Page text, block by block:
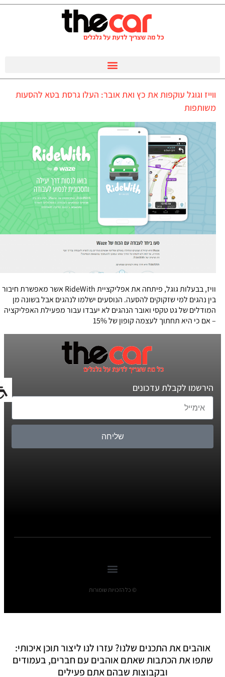
ווייז וגוגל עוקפות את כץ ואת אובר: העלו גרסת בטא להסעות
משותפות
וויז, בבעלות גוגל, פיתחה את אפליקציית RideWith אשר מאפשרת חיבור
בין נהגים למי שזקוקים להסעה. הנוסעים ישלמו לנהגים אבל בשונה מן
המודלים של גט טקסי ואובר הנהגים לא יעבדו עבור מפעילת האפליקציה
– אם כי היא תחתוך לעצמה קופון של 15%
הירשמו לקבלת עדכונים
שליחה
© כל הזכויות שומורות
אוהבים את התכנים שלנו? עזרו לנו ליצור תוכן איכותי:
שתפו את הכתבות שאתם אוהבים עם חברים, בעמודים
ובקבוצות שבהם אתם פעילים